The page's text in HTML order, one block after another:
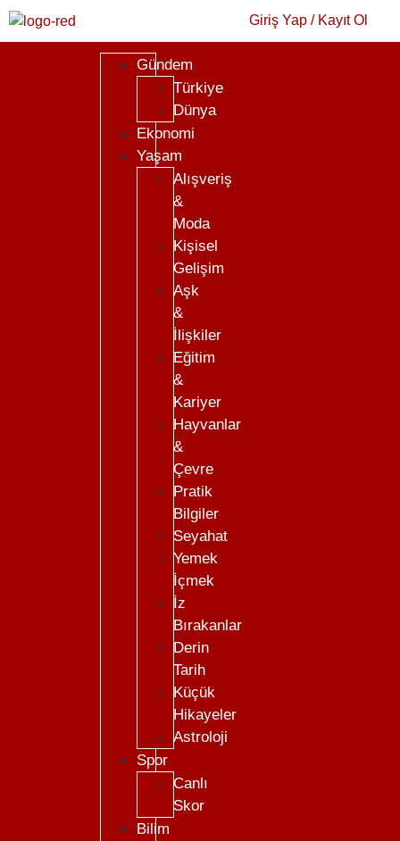
Giriş Yap / Kayıt Ol
Gündem
Türkiye
Dünya
Ekonomi
Yaşam
Alışveriş
&
Moda
Kişisel
Gelişim
Aşk
&
İlişkiler
Eğitim
&
Kariyer
Hayvanlar
&
Çevre
Pratik
Bilgiler
Seyahat
Yemek
İçmek
İz
Bırakanlar
Derin
Tarih
Küçük
Hikayeler
Astroloji
Spor
Canlı
Skor
Bilim